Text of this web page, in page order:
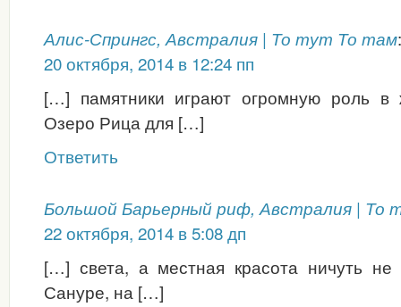
Алис-Спрингс, Австралия | То тут То там:
20 октября, 2014 в 12:24 пп
[…] памятники играют огромную роль в
Озеро Рица для […]
Ответить
Большой Барьерный риф, Австралия | То
22 октября, 2014 в 5:08 дп
[…] света, а местная красота ничуть не
Сануре, на […]